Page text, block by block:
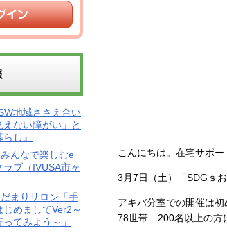
こんにちは。在宅サポー
3月7日（土）「SDGｓ
アキバ分室での開催は
78世帯 200名以上の方
地域ささえ合い
ない障がい」と
し』
んなで楽しむe
ラブ（IVUSA市ヶ
まりサロン「手
めましてVer2～
てみよう～」